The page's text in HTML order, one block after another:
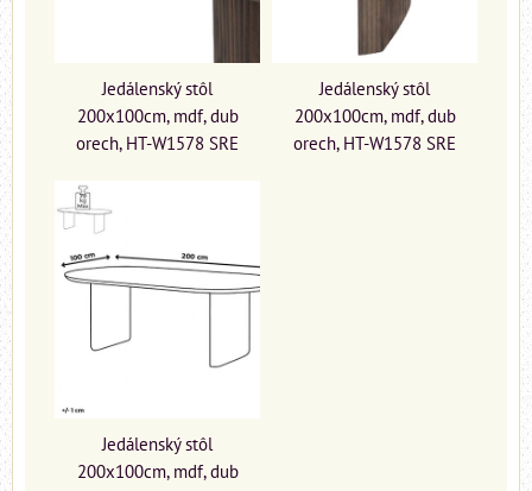
Jedálenský stôl
200x100cm, mdf, dub
orech, HT-W1578 SRE
Jedálenský stôl
200x100cm, mdf, dub
orech, HT-W1578 SRE
Jedálenský stôl
200x100cm, mdf, dub